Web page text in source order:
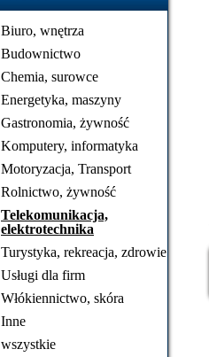
Biuro, wnętrza
Budownictwo
Chemia, surowce
Energetyka, maszyny
Gastronomia, żywność
Komputery, informatyka
Motoryzacja, Transport
Rolnictwo, żywność
Telekomunikacja,
elektrotechnika
Turystyka, rekreacja, zdrowie
Usługi dla firm
Włókiennictwo, skóra
Inne
wszystkie